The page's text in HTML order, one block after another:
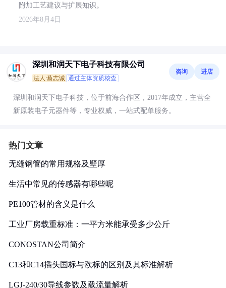
附加工艺建议与扩展知识。
2026年8月4日
深圳和润天下电子科技有限公司
法人:蔡志诚 通过主体资质核查
咨询 进店
深圳和润天下电子科技，位于前海合作区，2017年成立，主营全
新原装电子元器件等，专业权威，一站式配单服务。
热门文章
无缝钢管的常用规格及壁厚
生活中常见的传感器有哪些呢
PE100管材的含义是什么
工业厂房载重标准：一平方米能承受多少公斤
CONOSTAN公司简介
C13和C14插头国标与欧标的区别及其标准解析
LGJ-240/30导线参数及载流量解析